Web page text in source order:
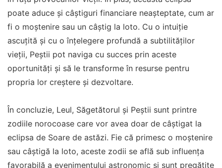
poate aduce și câștiguri financiare neașteptate, cum ar
fi o moștenire sau un câștig la loto. Cu o intuiție
ascuțită și cu o înțelegere profundă a subtilităților
vieții, Peștii pot naviga cu succes prin aceste
oportunități și să le transforme în resurse pentru
propria lor creștere și dezvoltare.
În concluzie, Leul, Săgetătorul și Peștii sunt printre
zodiile norocoase care vor avea doar de câștigat la
eclipsa de Soare de astăzi. Fie că primesc o moștenire
sau câștigă la loto, aceste zodii se află sub influența
favorabilă a evenimentului astronomic și sunt pregătite